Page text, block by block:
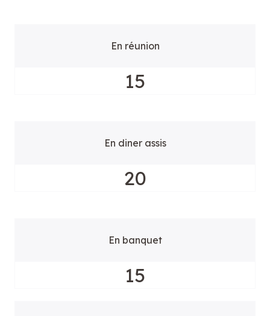
En réunion
15
En diner assis
20
En banquet
15